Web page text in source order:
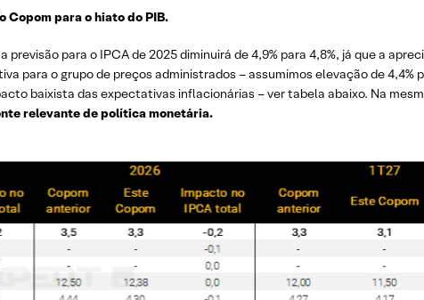
Copom para o hiato do PIB.
previsão para o IPCA de 2025 diminuirá de 4,9% para 4,8%, já que a
para o grupo de preços administrados – assumimos elevação de 4,4%
baixista das expectativas inflacionárias – ver tabela abaixo. Na
relevante de política monetária.